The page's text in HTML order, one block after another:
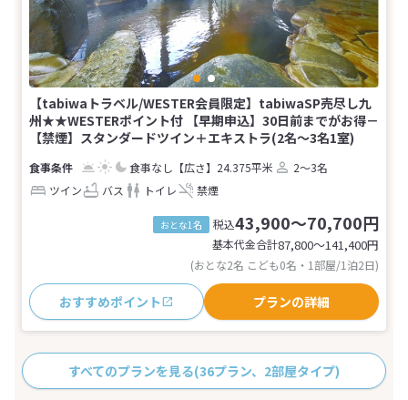
【tabiwaトラベル/WESTER会員限定】tabiwaSP売尽し九
州★★WESTERポイント付 【早期申込】30日前までがお得－
【禁煙】スタンダードツイン＋エキストラ(2名～3名1室)
食事なし 【広さ】24.375平米
2～3名
ツイン
バス トイレ 禁煙
おとな1名 税込43,900～70,700円
基本代金合計87,800〜141,400円
(おとな2名 こども0名・1部屋/1泊2日)
おすすめポイント プランの詳細
すべてのプランを見る(36プラン、2部屋タイプ)